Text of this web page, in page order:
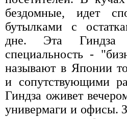
бездомные, идет
бутылками с
дне. Эта
специальность -
называют в Японии
и сопутствующими
Гиндза оживет
универмаги и офисы.